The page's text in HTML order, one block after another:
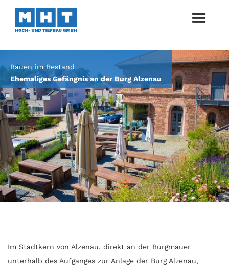
Bauen im Bestand
Ehemaliges Gefängnis an der Burg Alzenau
Im Stadtkern von Alzenau, direkt an der Burgmauer
unterhalb des Aufganges zur Anlage der Burg Alzenau,